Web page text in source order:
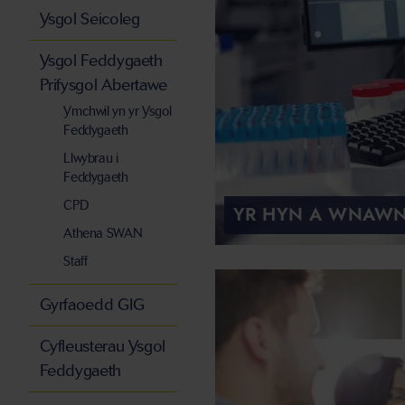
YR HYN A
Ysgol Seicoleg
Ysgol Feddygaeth
Prifysgol Abertawe
Ymchwil yn yr Ysgol
Feddygaeth
Llwybrau i
Feddygaeth
CPD
Athena SWAN
Staff
Gyrfaoedd GIG
Cyfleusterau Ysgol
Feddygaeth